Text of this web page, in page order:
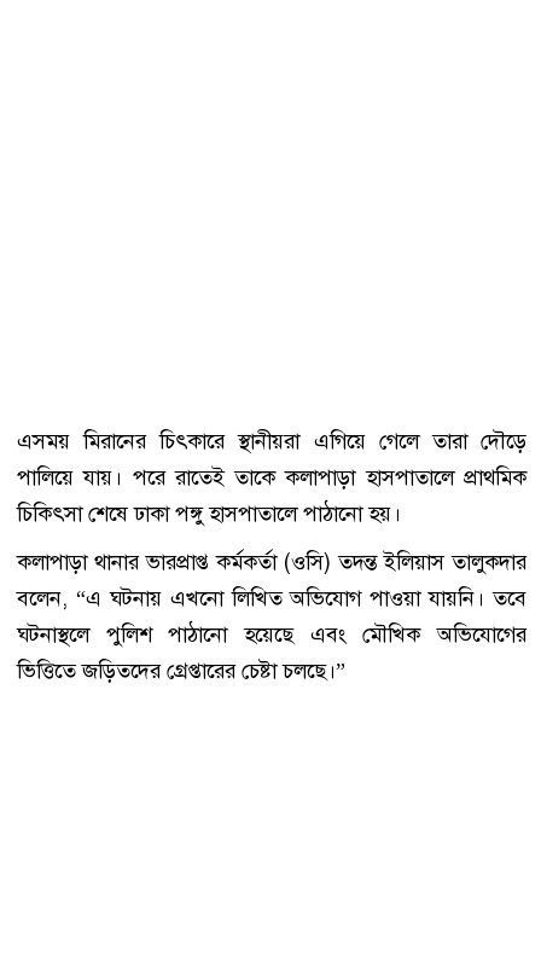
এসময় মিরানের চিৎকারে স্থানীয়রা এগিয়ে গেলে তারা দৌড়ে
পালিয়ে যায়। পরে রাতেই তাকে কলাপাড়া হাসপাতালে প্রাথমিক
চিকিৎসা শেষে ঢাকা পঙ্গু হাসপাতালে পাঠানো হয়।
কলাপাড়া থানার ভারপ্রাপ্ত কর্মকর্তা (ওসি) তদন্ত ইলিয়াস তালুকদার
বলেন, “এ ঘটনায় এখনো লিখিত অভিযোগ পাওয়া যায়নি। তবে
ঘটনাস্থলে পুলিশ পাঠানো হয়েছে এবং মৌখিক অভিযোগের
ভিত্তিতে জড়িতদের গ্রেপ্তারের চেষ্টা চলছে।”